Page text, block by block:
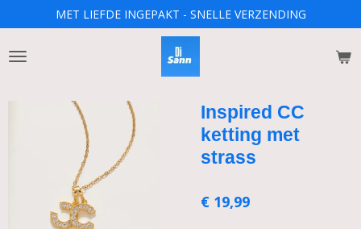
direct
naar
de
MET LIEFDE INGEPAKT - SNELLE VERZENDING
Inspired CC
ketting met
strass
€ 19,99